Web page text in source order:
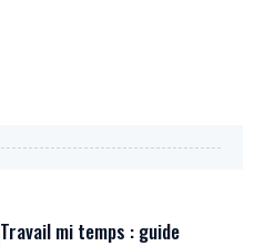
Travail mi temps : guide